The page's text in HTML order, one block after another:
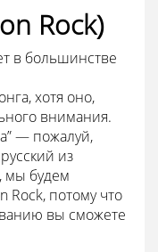
Rock)
в большинстве
хотя оно,
внимания.
— пожалуй,
из
мы будем
Rock, потому что
вы сможете